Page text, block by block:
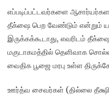
எப்படிப்பட்டவர்களை
தீக்ஷை பெற வேண்டும் என்றும்
இருக்கக்கூடாது, எவரிடம்
மகுடாகமத்தில் தெளிவாக
வைதிக பூஜை மரபு உள்ள
ஊர்த்வ சைவர்கள் (தில்லை